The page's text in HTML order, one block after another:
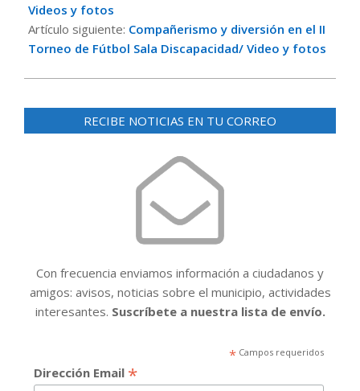
Videos y fotos
Artículo siguiente: Compañerismo y diversión en el II
Torneo de Fútbol Sala Discapacidad/ Video y fotos
RECIBE NOTICIAS EN TU CORREO
Con frecuencia enviamos información a ciudadanos y
amigos: avisos, noticias sobre el municipio, actividades
interesantes. Suscríbete a nuestra lista de envío.
*Campos requeridos
Dirección Email *